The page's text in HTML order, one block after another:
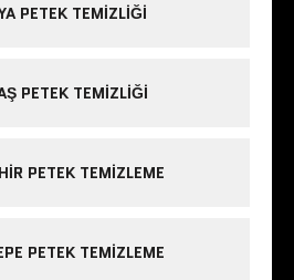
PETEK TEMIZLIĞI
PETEK TEMIZLIĞI
PETEK TEMIZLEME
PETEK TEMIZLEME